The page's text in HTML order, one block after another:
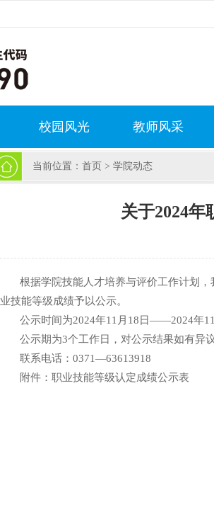
校园风光 教师风采
当前位置： 首页 > 学院动态
关于2024
根据学院技能人才培养与评价工作计划，
业技能等级成绩予以公示。
公示时间为2024年11月18日——2024年11
公示期为3个工作日，对公示结果如有异议
联系电话：0371—63613918
附件：职业技能等级认定成绩公示表